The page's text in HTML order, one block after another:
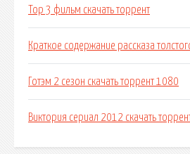
Тор 3 фильм скачать торрент
Краткое содержание рассказа
Готэм 2 сезон скачать торрент 1080
Виктория сериал 2012 скачать